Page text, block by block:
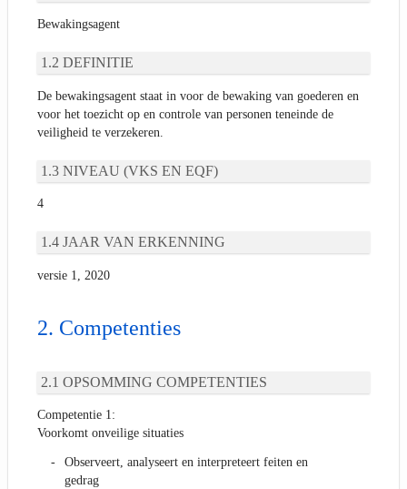
Bewakingsagent
DEFINITIE
De bewakingsagent staat in voor de bewaking van goederen en
voor het toezicht op en controle van personen teneinde de
veiligheid te verzekeren.
NIVEAU (VKS EN EQF)
4
JAAR VAN ERKENNING
versie 1, 2020
Competenties
OPSOMMING COMPETENTIES
Competentie 1:
Voorkomt onveilige situaties
Observeert, analyseert en interpreteert feiten en
gedrag